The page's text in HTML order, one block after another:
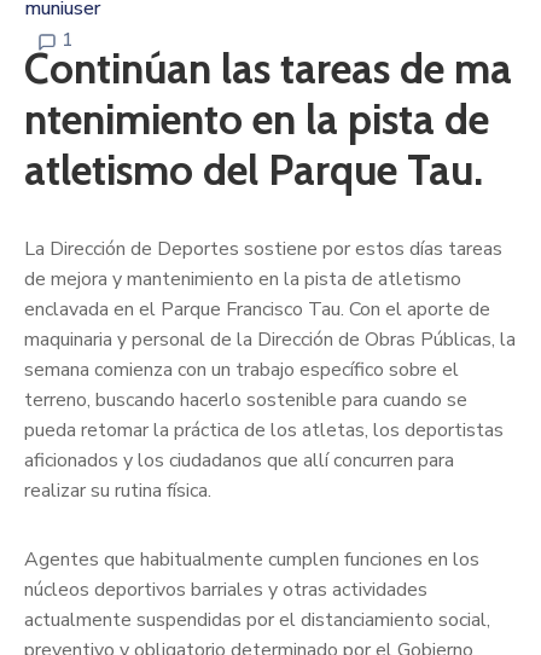
muniuser
1
Continúan las tareas de ma
ntenimiento en la pista de
atletismo del Parque Tau.
La Dirección de Deportes sostiene por estos días tareas
de mejora y mantenimiento en la pista de atletismo
enclavada en el Parque Francisco Tau. Con el aporte de
maquinaria y personal de la Dirección de Obras Públicas, la
semana comienza con un trabajo específico sobre el
terreno, buscando hacerlo sostenible para cuando se
pueda retomar la práctica de los atletas, los deportistas
aficionados y los ciudadanos que allí concurren para
realizar su rutina física.
Agentes que habitualmente cumplen funciones en los
núcleos deportivos barriales y otras actividades
actualmente suspendidas por el distanciamiento social,